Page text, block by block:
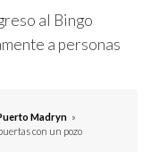
al Bingo
a personas
Madryn »
con un pozo